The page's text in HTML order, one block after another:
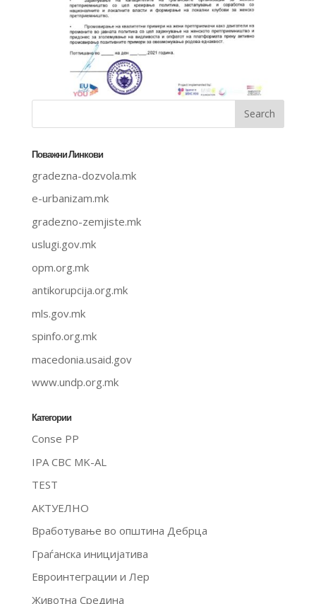
Поважни Линкови
gradezna-dozvola.mk
e-urbanizam.mk
gradezno-zemjiste.mk
uslugi.gov.mk
opm.org.mk
antikorupcija.org.mk
mls.gov.mk
spinfo.org.mk
macedonia.usaid.gov
www.undp.org.mk
Категории
Conse PP
IPA CBC MK-AL
TEST
АКТУЕЛНО
Вработување во општина Дебрца
Граѓанска иницијатива
Евроинтеграции и Лер
Животна Средина